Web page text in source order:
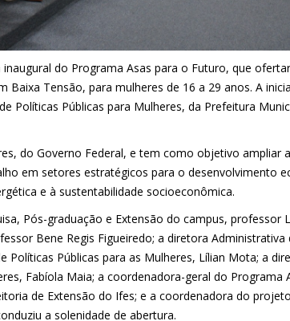
do Programa Asas para o Futuro, que
Baixa Tensão, para mulheres de 16 a 29 anos. A
Políticas Públicas para Mulheres, da Prefeitura
do Governo Federal, e tem como objetivo ampliar a
em setores estratégicos para o desenvolvimento
e à sustentabilidade socioeconômica.
Pós-graduação e Extensão do campus, professor
Bene Regis Figueiredo; a diretora Administrativa
Políticas Públicas para as Mulheres, Lílian Mota; a
Fabíola Maia; a coordenadora-geral do Programa
de Extensão do Ifes; e a coordenadora do
a solenidade de abertura.